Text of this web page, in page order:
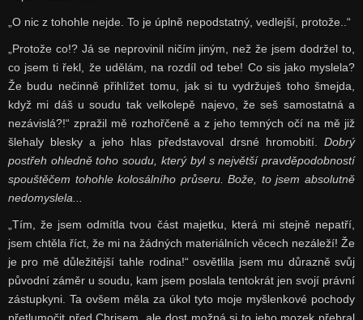
„O nic z tohohle nejde. To je úplně nepodstatný, vedlejší, protože..“
„Protože co!? Já se neprovinil ničím jiným, než že jsem dodržel to,
co jsem ti řekl, že udělám, na rozdíl od tebe! Co sis jako myslela?
Že budu nečinně přihlížet tomu, jak si tu vydržuješ toho šmejda,
když mi dáš u soudu tak velkolepě najevo, že seš samostatná a
nezávislá?!“ zpražil mě rozhořčeně a z jeho temných očí na mě již
šlehaly blesky a jeho hlas představoval drsné hromobití.Dobrý
postřeh ohledně toho soudu, který byl s největší pravděpodobností
spouštěčem tohohle kolosálního průseru. Bože, to jsem absolutně
nedomyslela...
„Tím, že jsem odmítla tvou část majetku, která mi stejně nepatří,
jsem chtěla říct, že mi na žádných materiálních věcech nezáleží! Že
je pro mě důležitější tahle rodina!“ osvětlila jsem mu důrazně svůj
původní záměr u soudu, kam jsem poslala tentokrát jen svojí právní
zástupkyni. Ta ovšem měla za úkol tyto moje myšlenkové pochody